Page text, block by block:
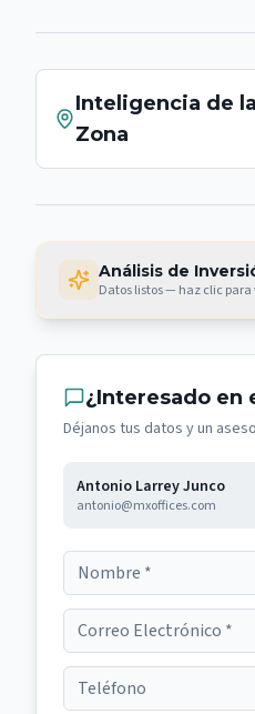
Inteligencia de la
Zona
Análisis de
Datos listos — haz clic para
¿Interesado en
Déjanos tus datos y un
Antonio Larrey Junco
antonio@mxoffices.com